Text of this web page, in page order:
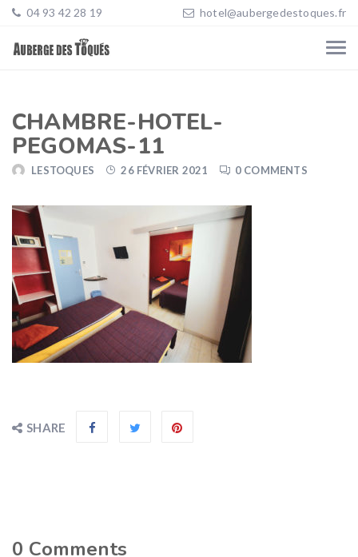
04 93 42 28 19 hotel@aubergedestoques.fr
CHAMBRE-HOTEL-
PEGOMAS-11
LESTOQUES 26 FÉVRIER 2021 0 COMMENTS
SHARE
0 Comments